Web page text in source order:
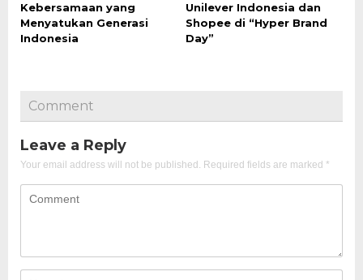
Kebersamaan yang
Menyatukan Generasi
Indonesia
Unilever Indonesia dan
Shopee di “Hyper Brand
Day”
Comment
Leave a Reply
Your email address will not be published. Required fields are marked *